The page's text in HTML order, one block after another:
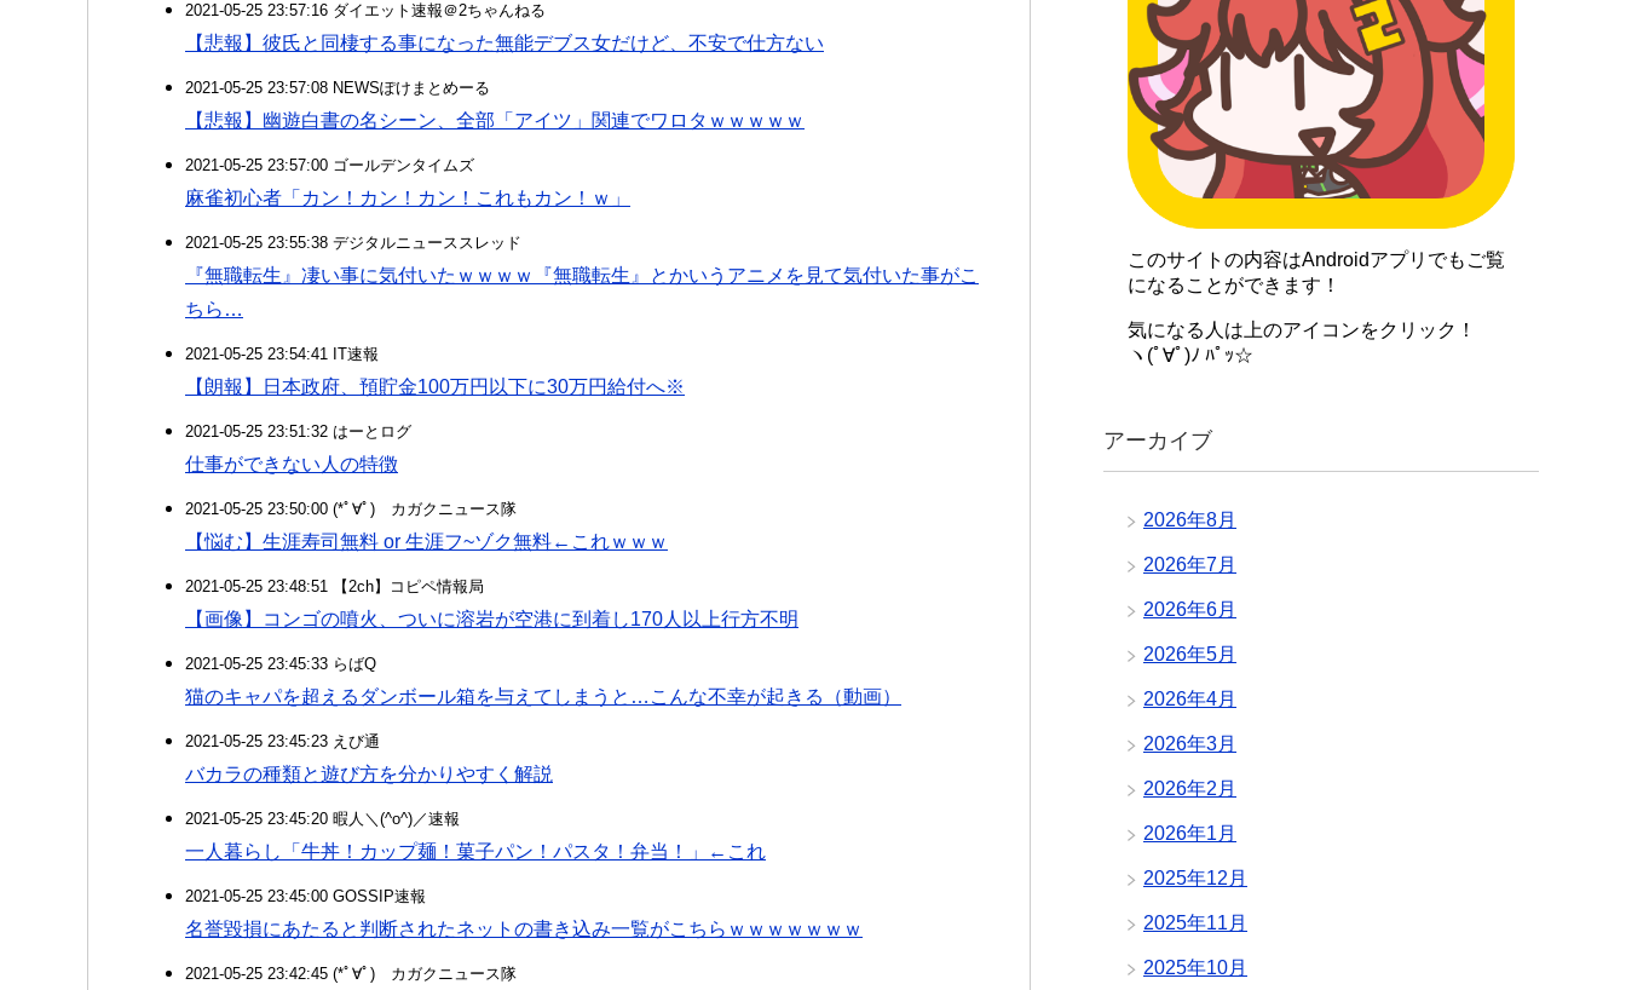
2021-05-25 23:57:16 ダイエット速報＠2ちゃんねる
【悲報】彼氏と同棲する事になった無能デブス女だけど、不安で仕方ない
2021-05-25 23:57:08 NEWSぽけまとめーる
【悲報】幽遊白書の名シーン、全部「アイツ」関連でワロタｗｗｗｗｗ
2021-05-25 23:57:00 ゴールデンタイムズ
麻雀初心者「カン！カン！カン！これもカン！ｗ」
2021-05-25 23:55:38 デジタルニューススレッド
『無職転生』凄い事に気付いたｗｗｗｗ『無職転生』とかいうアニメを見て気付いた事がこ
ちら…
2021-05-25 23:54:41 IT速報
【朗報】日本政府、預貯金100万円以下に30万円給付へ※
2021-05-25 23:51:32 はーとログ
仕事ができない人の特徴
2021-05-25 23:50:00 (*ﾟ∀ﾟ)ゞカガクニュース隊
【悩む】生涯寿司無料 or 生涯フ~ゾク無料←これｗｗｗ
2021-05-25 23:48:51 【2ch】コピペ情報局
【画像】コンゴの噴火、ついに溶岩が空港に到着し170人以上行方不明
2021-05-25 23:45:33 らばQ
猫のキャパを超えるダンボール箱を与えてしまうと…こんな不幸が起きる（動画）
2021-05-25 23:45:23 えび通
バカラの種類と遊び方を分かりやすく解説
2021-05-25 23:45:20 暇人＼(^o^)／速報
一人暮らし「牛丼！カップ麺！菓子パン！パスタ！弁当！」←これ
2021-05-25 23:45:00 GOSSIP速報
名誉毀損にあたると判断されたネットの書き込み一覧がこちらｗｗｗｗｗｗｗ
2021-05-25 23:42:45 (*ﾟ∀ﾟ)ゞカガクニュース隊
このサイトの内容はAndroidアプリでもご覧
になることができます！
気になる人は上のアイコンをクリック！
ヽ(ﾟ∀ﾟ)ﾉ ﾊﾟｯ☆
アーカイブ
2026年8月
2026年7月
2026年6月
2026年5月
2026年4月
2026年3月
2026年2月
2026年1月
2025年12月
2025年11月
2025年10月